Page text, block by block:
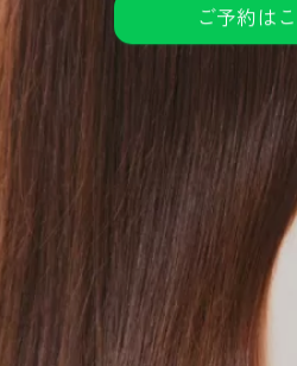
ご予約は